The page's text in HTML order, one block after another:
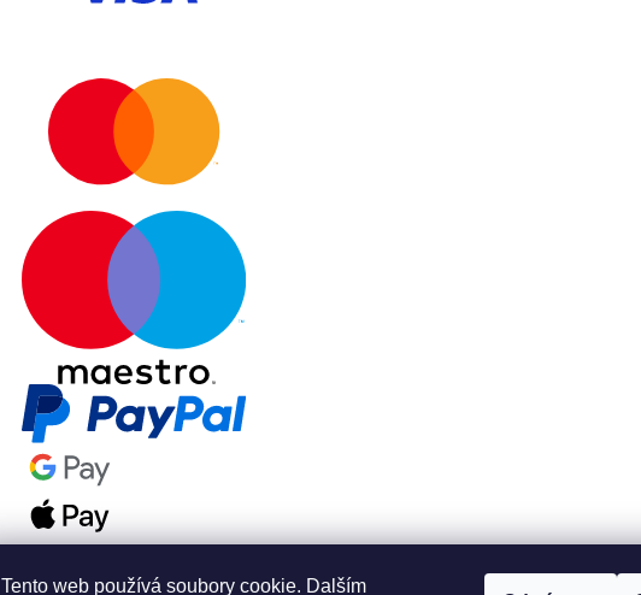
Tento web používá soubory cookie. Dalším